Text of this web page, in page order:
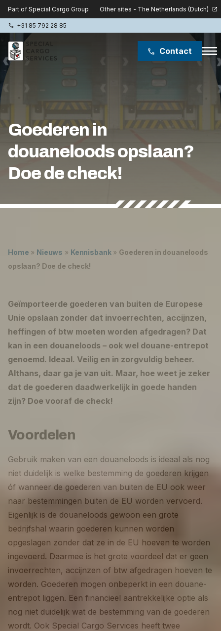
Part of Special Cargo Group Other sites - The Netherlands (Dutch) open_in_new
phone +31 85 792 28 85
phone Contact menu
Goederen in
douaneloods opslaan?
Doe de check!
Home » Nieuws » Kennisbank» Goederen in douaneloods
opslaan? Doe de check!
Geïmporteerde goederen van buiten de Europese
Unie opslaan zonder dat invoerrechten, accijnzen,
heffingen of btw moeten worden afgedragen? Dat
kan in een douaneloods – ook wel douane-entrepot
genoemd. Ideaal. Veilig en in zorgvuldig beheer.
Althans, daar ga je van uit. Maar, hoe weet je zeker
dat de goederen daadwerkelijk in goede handen
zijn? Doe vooraf de check!
Voordelen
Gebruik maken van een douaneloods is ideaal als nog
niet duidelijk is welke bestemming de goederen krijgen
óf wanneer de goederen van buiten de EU ook weer
naar bestemmingen buiten de EU worden vervoerd.
Eigenlijk is de douaneloods gewoon een grote
bedrijfshal waarin goederen kunnen worden
opgeslagen zonder dat ze in de EU hoeven te worden
ingevoerd. Daarmee is het grote voordeel dat er geen
invoerrechten, accijnzen of btw afgedragen hoeven te
worden. Goederen mogen onbeperkt in een douane-
entrepot liggen. Een financieel aantrekkelijke optie als
nog niet duidelijk wat de bestemming van de goederen
wordt. Ook Special Cargo Services heeft twee
Special Cargo Group
Special Cargo College
Isologic
Over ons
Nederland (Nederlands)
United States (English)
Deutschland (Deutsch)